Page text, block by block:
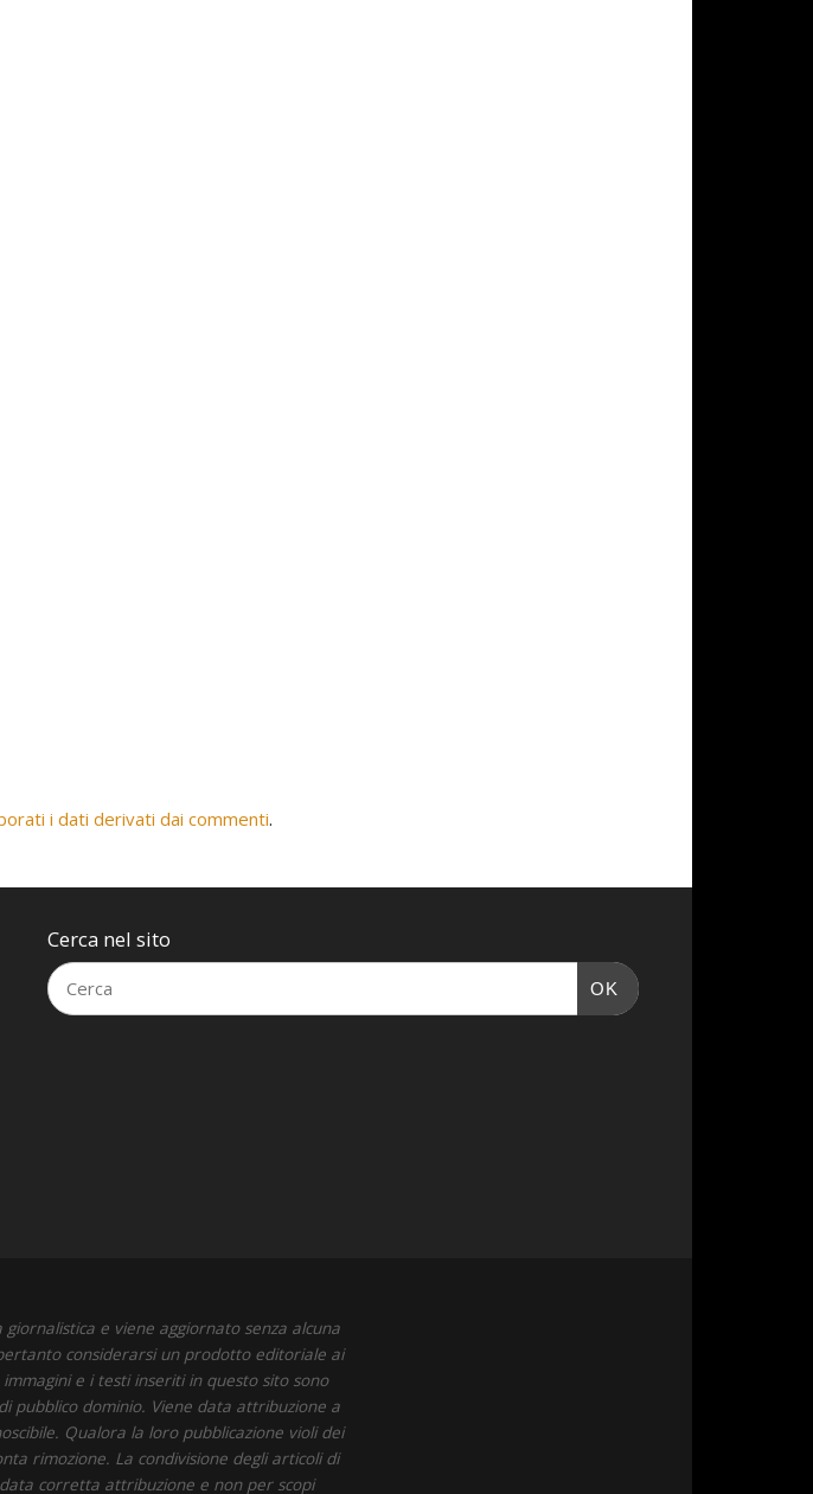
i dati derivati dai commenti.
Cerca nel sito
OK
e viene aggiornato senza alcuna
considerarsi un prodotto editoriale ai
e i testi inseriti in questo sito sono
pubblico dominio. Viene data attribuzione a
Qualora la loro pubblicazione violi dei
rimozione. La condivisione degli articoli di
corretta attribuzione e non per scopi